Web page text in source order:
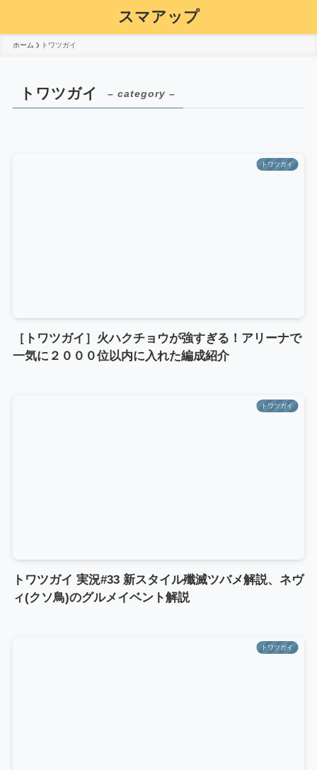
スマアップ
ホーム トワツガイ
トワツガイ – category –
トワツガイ
［トワツガイ］火ハクチョウが強すぎる！アリーナで
一気に２０００位以内に入れた編成紹介
トワツガイ
トワツガイ 実況#33 新スタイル殲滅ツバメ解説、ネヴ
ィ(クソ鳥)のグルメイベント解説
トワツガイ